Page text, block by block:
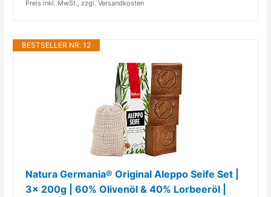
Preis inkl. MwSt., zzgl. Versandkosten
BESTSELLER NR. 12
Natura Germania® Original Aleppo Seife Set |
3x 200g | 60% Olivenöl & 40% Lorbeeröl |